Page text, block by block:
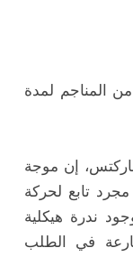
المناجم لمدة
إن موجة
مجرد تابع لحركة
ندرة هيكلية
في الطلب